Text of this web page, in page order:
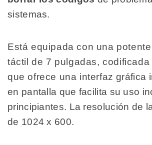
sistemas.
Está equipada con una
táctil de 7 pulgadas, codificada
que ofrece una interfaz gráfica
en pantalla que facilita su uso
principiantes. La resolución de
de 1024 x 600.